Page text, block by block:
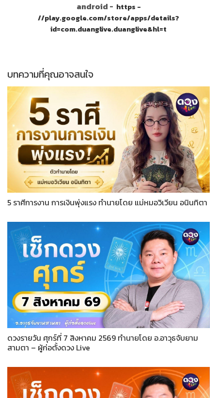
android - https -
//play.google.com/store/apps/details?
id=com.duanglive.duanglive&hl=t
บทความที่คุณอาจสนใจ
5 ราศีการงาน การเงินพุ่งแรง ทำนายโดย แม่หมอวิเวียน อนินทิตา
ดวงรายวัน ศุกร์ที่ 7 สิงหาคม 2569 ทำนายโดย อ.อาวุธจับยาม
สามตา – ผู้ก่อตั้งดวง Live